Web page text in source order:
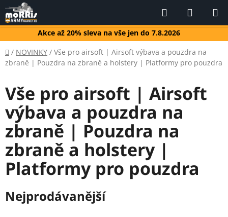
Přejít
na
obsah
Akce až 20% sleva na vše jen do 7.8.2026
Hledat
KOŠÍK
Domů
/ NOVINKY / Vše pro airsoft | Airsoft výbava a pouzdra na
zbraně | Pouzdra na zbraně a holstery | Platformy pro pouzdra
Vše pro airsoft | Airsoft
výbava a pouzdra na
zbraně | Pouzdra na
zbraně a holstery |
Platformy pro pouzdra
Nejprodávanější